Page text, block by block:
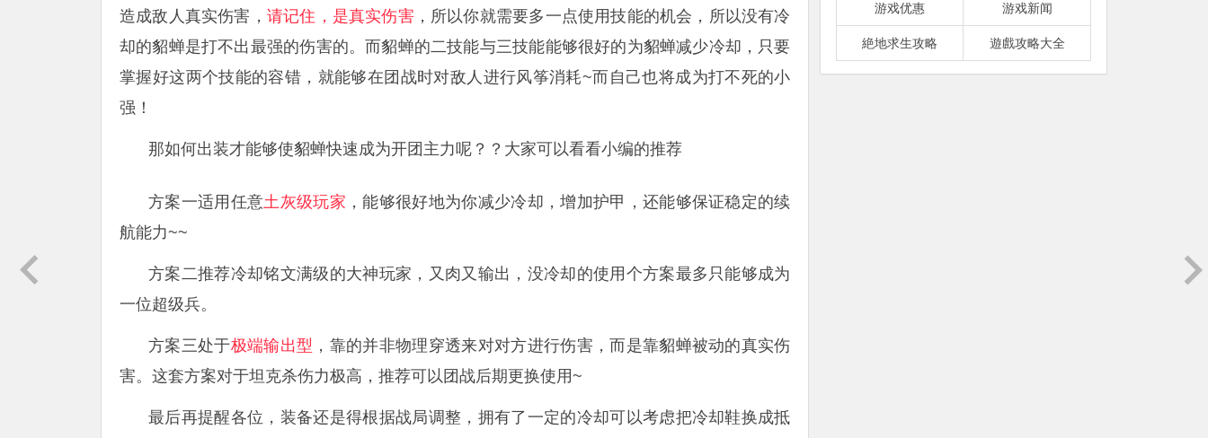
造成敌人真实伤害， 请记住，是真实伤害 ，所以你就需要多一点使用技能的机会，所以没有冷
却的貂蝉是打不出最强的伤害的。而貂蝉的二技能与三技能能够很好的为貂蝉减少冷却，只要
掌握好这两个技能的容错，就能够在团战时对敌人进行风筝消耗~而自己也将成为打不死的小
强！
那如何出装才能够使貂蝉快速成为开团主力呢？？大家可以看看小编的推荐
方案一适用任意土灰级玩家 ，能够很好地为你减少冷却，增加护甲，还能够保证稳定的续
航能力~~
方案二推荐冷却铭文满级的大神玩家，又肉又输出，没冷却的使用个方案最多只能够成为
一位超级兵。
方案三处于极端输出型 ，靠的并非物理穿透来对对方进行伤害，而是靠貂蝉被动的真实伤
害。这套方案对于坦克杀伤力极高，推荐可以团战后期更换使用~
最后再提醒各位，装备还是得根据战局调整，拥有了一定的冷却可以考虑把冷却鞋换成抵
游戏优惠 游戏新闻
絶地求生攻略 遊戲攻略大全